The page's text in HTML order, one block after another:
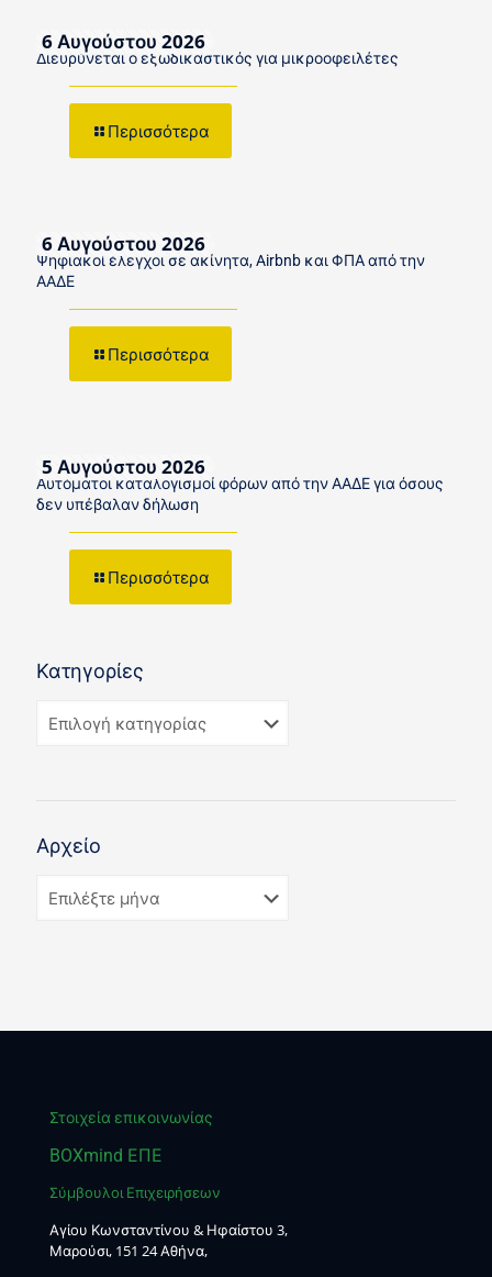
6 Αυγούστου 2026
Διευρύνεται ο εξωδικαστικός για μικροοφειλέτες
Περισσότερα
6 Αυγούστου 2026
Ψηφιακοί έλεγχοι σε ακίνητα, Airbnb και ΦΠΑ από την
ΑΑΔΕ
Περισσότερα
5 Αυγούστου 2026
Αυτόματοι καταλογισμοί φόρων από την ΑΑΔΕ για όσους
δεν υπέβαλαν δήλωση
Περισσότερα
Κατηγορίες
Αρχείο
Στοιχεία επικοινωνίας
BOXmind ΕΠΕ
Σύμβουλοι Επιχειρήσεων
Αγίου Κωνσταντίνου & Ηφαίστου 3,
Μαρούσι, 151 24 Αθήνα,